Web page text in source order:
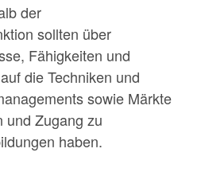
der
sollten über
Fähigkeiten und
die Techniken und
sowie Märkte
und Zugang zu
haben.